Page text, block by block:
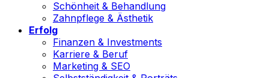
Schönheit & Behandlung
Zahnpflege & Ästhetik
Erfolg
Finanzen & Investments
Karriere & Beruf
Marketing & SEO